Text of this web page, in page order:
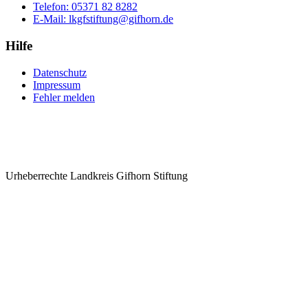
Telefon: 05371 82 8282
E-Mail: lkgfstiftung@gifhorn.de
Hilfe
Datenschutz
Impressum
Fehler melden
Urheberrechte Landkreis Gifhorn Stiftung